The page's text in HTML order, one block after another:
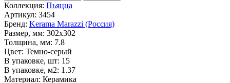
Коллекция: Пьяцца
Артикул: 3454
Бренд: Kerama Marazzi (Россия)
Размер, мм: 302x302
Толщина, мм: 7.8
Цвет: Темно-серый
В упаковке, шт: 15
В упаковке, м2: 1.37
Материал: Керамика